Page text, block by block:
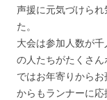
声援に元気づけら
た。
大会は参加人数が
の人たちがたくさ
ではお年寄りから
からもランナーに